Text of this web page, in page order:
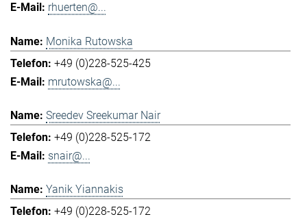
rhuerten@...
Monika Rutowska
+49 (0)228-525-425
mrutowska@...
Sreedev Sreekumar Nair
+49 (0)228-525-172
snair@...
Yanik Yiannakis
+49 (0)228-525-172